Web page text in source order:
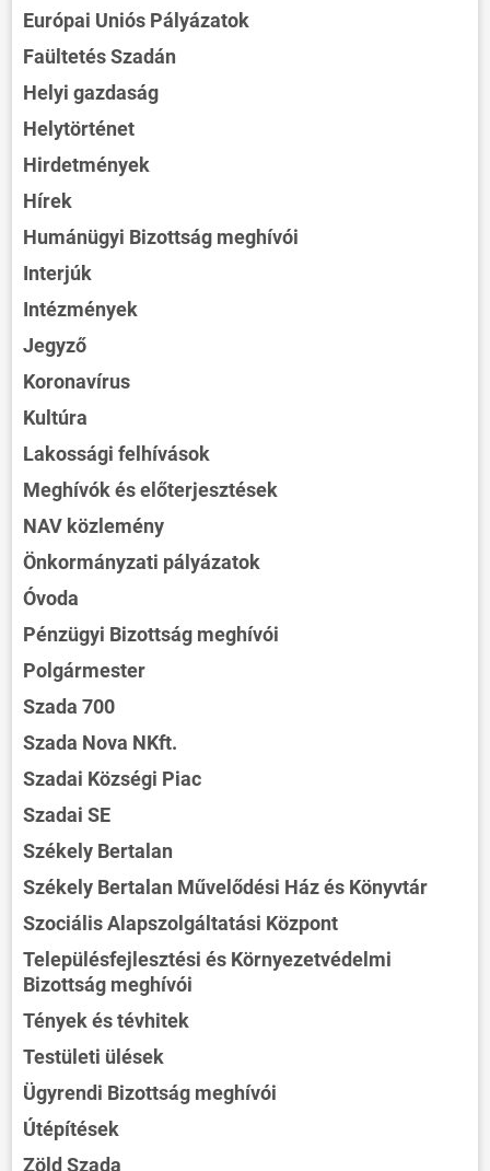
Európai Uniós Pályázatok
Faültetés Szadán
Helyi gazdaság
Helytörténet
Hirdetmények
Hírek
Humánügyi Bizottság meghívói
Interjúk
Intézmények
Jegyző
Koronavírus
Kultúra
Lakossági felhívások
Meghívók és előterjesztések
NAV közlemény
Önkormányzati pályázatok
Óvoda
Pénzügyi Bizottság meghívói
Polgármester
Szada 700
Szada Nova NKft.
Szadai Községi Piac
Szadai SE
Székely Bertalan
Székely Bertalan Művelődési Ház és Könyvtár
Szociális Alapszolgáltatási Központ
Településfejlesztési és Környezetvédelmi
Bizottság meghívói
Tények és tévhitek
Testületi ülések
Ügyrendi Bizottság meghívói
Útépítések
Zöld Szada